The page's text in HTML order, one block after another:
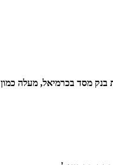
בנק מסד בכרמיאל, מעלה כמון 5